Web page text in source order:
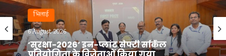
भिलाई
6 August 2026
बीएमडीसी, सेक्टर-7 में ‘मिशन लक्ष्मी’ के तहत